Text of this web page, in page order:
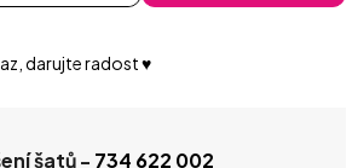
darujte radost ♥️
šatů - 734 622 002